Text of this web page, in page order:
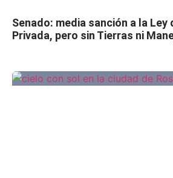
Senado: media sanción a la Ley
Privada, pero sin Tierras ni